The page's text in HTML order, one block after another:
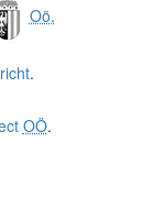
Oö.
.
OÖ.